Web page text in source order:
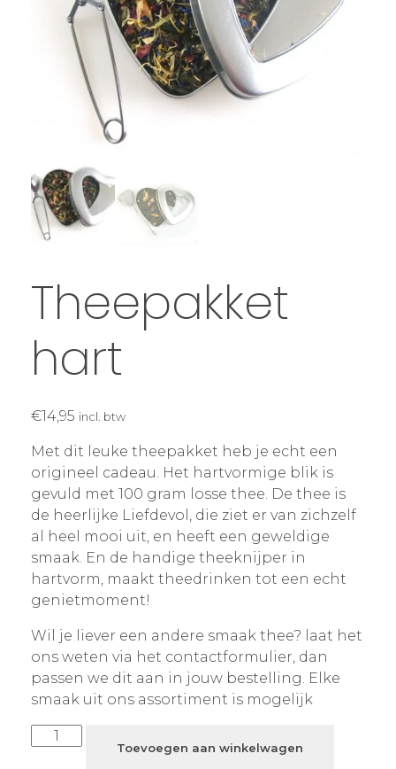
Theepakket
hart
€14,95 incl. btw
Met dit leuke theepakket heb je echt een
origineel cadeau. Het hartvormige blik is
gevuld met 100 gram losse thee. De thee is
de heerlijke Liefdevol, die ziet er van zichzelf
al heel mooi uit, en heeft een geweldige
smaak. En de handige theeknijper in
hartvorm, maakt theedrinken tot een echt
genietmoment!
Wil je liever een andere smaak thee? laat het
ons weten via het contactformulier, dan
passen we dit aan in jouw bestelling. Elke
smaak uit ons assortiment is mogelijk
Toevoegen aan winkelwagen